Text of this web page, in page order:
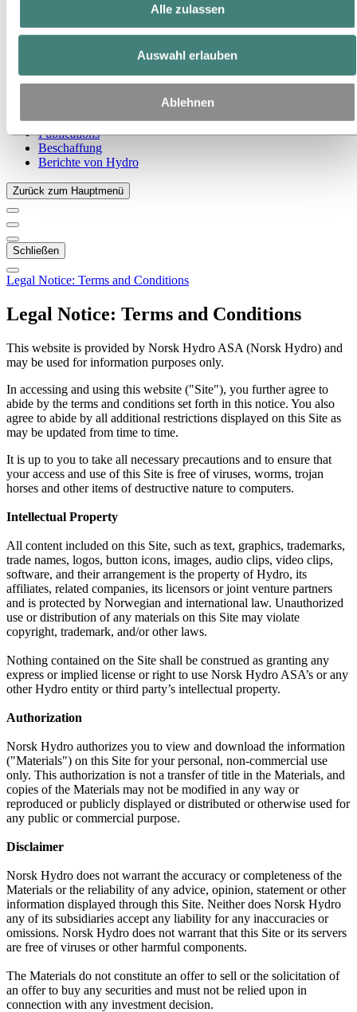
Alle zulassen
Auswahl erlauben
Ablehnen
Das ist Hydro
Wichtige Industrien schaffen
Unser Zweck und unsere Werte
Unsere Strategie
Standorte in Deutschland
Standorte in der Schweiz
Publications
Beschaffung
Berichte von Hydro
Zurück zum Hauptmenü
Schließen
Legal Notice: Terms and Conditions
Legal Notice: Terms and Conditions
This website is provided by Norsk Hydro ASA (Norsk Hydro) and
may be used for information purposes only.
In accessing and using this website ("Site"), you further agree to
abide by the terms and conditions set forth in this notice. You also
agree to abide by all additional restrictions displayed on this Site as
may be updated from time to time.
It is up to you to take all necessary precautions and to ensure that
your access and use of this Site is free of viruses, worms, trojan
horses and other items of destructive nature to computers.
Intellectual Property
All content included on this Site, such as text, graphics, trademarks,
trade names, logos, button icons, images, audio clips, video clips,
software, and their arrangement is the property of Hydro, its
affiliates, related companies, its licensors or joint venture partners
and is protected by Norwegian and international law. Unauthorized
use or distribution of any materials on this Site may violate
copyright, trademark, and/or other laws.
Nothing contained on the Site shall be construed as granting any
express or implied license or right to use Norsk Hydro ASA’s or any
other Hydro entity or third party’s intellectual property.
Authorization
Norsk Hydro authorizes you to view and download the information
("Materials") on this Site for your personal, non-commercial use
only. This authorization is not a transfer of title in the Materials, and
copies of the Materials may not be modified in any way or
reproduced or publicly displayed or distributed or otherwise used for
any public or commercial purpose.
Disclaimer
Norsk Hydro does not warrant the accuracy or completeness of the
Materials or the reliability of any advice, opinion, statement or other
information displayed through this Site. Neither does Norsk Hydro
any of its subsidiaries accept any liability for any inaccuracies or
omissions. Norsk Hydro does not warrant that this Site or its servers
are free of viruses or other harmful components.
The Materials do not constitute an offer to sell or the solicitation of
an offer to buy any securities and must not be relied upon in
connection with any investment decision.